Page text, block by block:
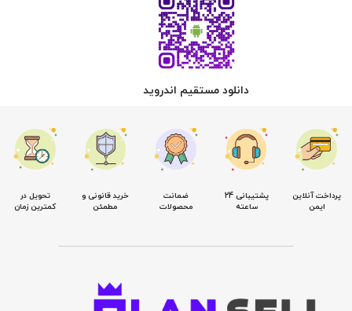
دانلود مستقیم اندروید
پرداخت آنلاین
ایمن
پشتیبانی 24
ساعته
ضمانت
محصولات
خرید قانونی و
مطمئن
تحویل در
کمترین زمان